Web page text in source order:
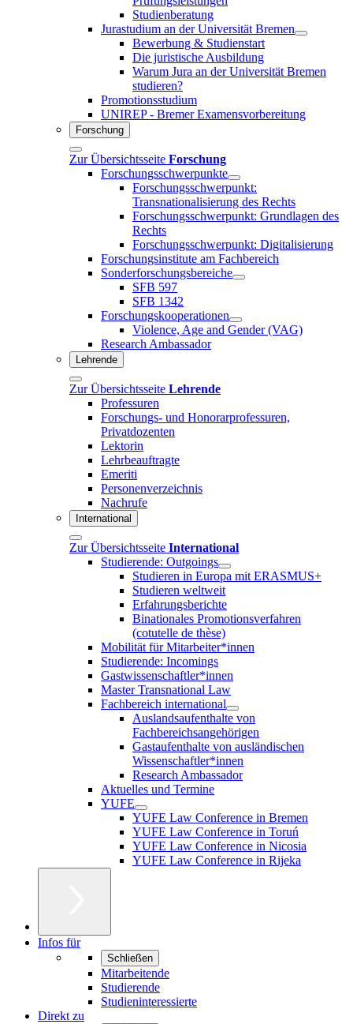
Studienberatung
Jurastudium an der Universität Bremen
Bewerbung & Studienstart
Die juristische Ausbildung
Warum Jura an der Universität Bremen
studieren?
Promotionsstudium
UNIREP - Bremer Examensvorbereitung
Forschung
Zur Übersichtsseite Forschung
Forschungsschwerpunkte
Forschungsschwerpunkt:
Transnationalisierung des Rechts
Forschungsschwerpunkt: Grundlagen des
Rechts
Forschungsschwerpunkt: Digitalisierung
Forschungsinstitute am Fachbereich
Sonderforschungsbereiche
SFB 597
SFB 1342
Forschungskooperationen
Violence, Age and Gender (VAG)
Research Ambassador
Lehrende
Zur Übersichtsseite Lehrende
Professuren
Forschungs- und Honorarprofessuren,
Privatdozenten
Lektorin
Lehrbeauftragte
Emeriti
Personenverzeichnis
Nachrufe
International
Zur Übersichtsseite International
Studierende: Outgoings
Studieren in Europa mit ERASMUS+
Studieren weltweit
Erfahrungsberichte
Binationales Promotionsverfahren
(cotutelle de thèse)
Mobilität für Mitarbeiter*innen
Studierende: Incomings
Gastwissenschaftler*innen
Master Transnational Law
Fachbereich international
Auslandsaufenthalte von
Fachbereichsangehörigen
Gastaufenthalte von ausländischen
Wissenschaftler*innen
Research Ambassador
Aktuelles und Termine
YUFE
YUFE Law Conference in Bremen
YUFE Law Conference in Toruń
YUFE Law Conference in Nicosia
YUFE Law Conference in Rijeka
Infos für
Schließen
Mitarbeitende
Studierende
Studieninteressierte
Direkt zu